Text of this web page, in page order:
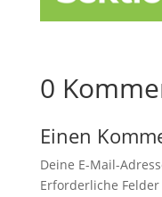
0
Einen
Deine E-Mail-
Erforderliche